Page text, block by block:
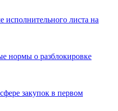
исполнительного листа на
нормы о разблокировке
закупок в первом